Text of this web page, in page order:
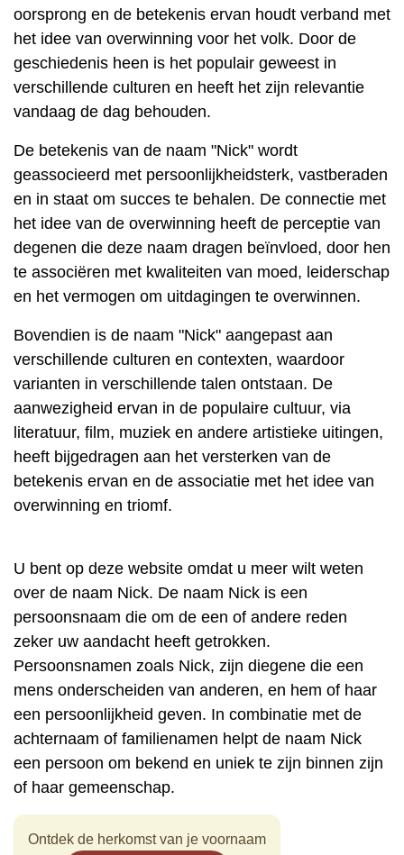
oorsprong en de betekenis ervan houdt verband met
het idee van overwinning voor het volk. Door de
geschiedenis heen is het populair geweest in
verschillende culturen en heeft het zijn relevantie
vandaag de dag behouden.
De betekenis van de naam "Nick" wordt
geassocieerd met persoonlijkheidsterk, vastberaden
en in staat om succes te behalen. De connectie met
het idee van de overwinning heeft de perceptie van
degenen die deze naam dragen beïnvloed, door hen
te associëren met kwaliteiten van moed, leiderschap
en het vermogen om uitdagingen te overwinnen.
Bovendien is de naam "Nick" aangepast aan
verschillende culturen en contexten, waardoor
varianten in verschillende talen ontstaan. De
aanwezigheid ervan in de populaire cultuur, via
literatuur, film, muziek en andere artistieke uitingen,
heeft bijgedragen aan het versterken van de
betekenis ervan en de associatie met het idee van
overwinning en triomf.
U bent op deze website omdat u meer wilt weten
over de naam Nick. De naam Nick is een
persoonsnaam die om de een of andere reden
zeker uw aandacht heeft getrokken.
Persoonsnamen zoals Nick, zijn diegene die een
mens onderscheiden van anderen, en hem of haar
een persoonlijkheid geven. In combinatie met de
achternaam of familienamen helpt de naam Nick
een persoon om bekend en uniek te zijn binnen zijn
of haar gemeenschap.
Ontdek de herkomst van je voornaam